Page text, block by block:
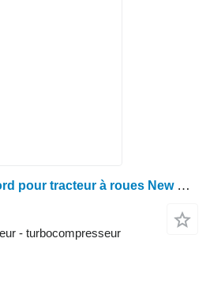
Turbocompresseur Ford pour tracteur à roues New Holland 5010
- turbocompresseur